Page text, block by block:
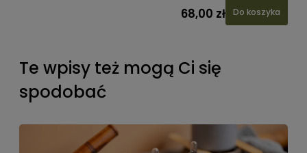
68,00 zł Do koszyka
Te wpisy też mogą Ci się
spodobać